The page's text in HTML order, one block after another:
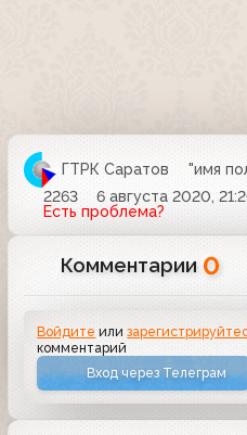
ГТРК Саратов
"имя
2263
6 августа 2020,
Есть проблема?
Комментарии 0
Войдите или
комментарий
Вход через Телеграм